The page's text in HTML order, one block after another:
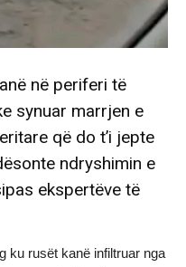
në periferi të
synuar marrjen e
që do t’i jepte
ndryshimin e
ekspertëve të
ku rusët kanë infiltruar nga